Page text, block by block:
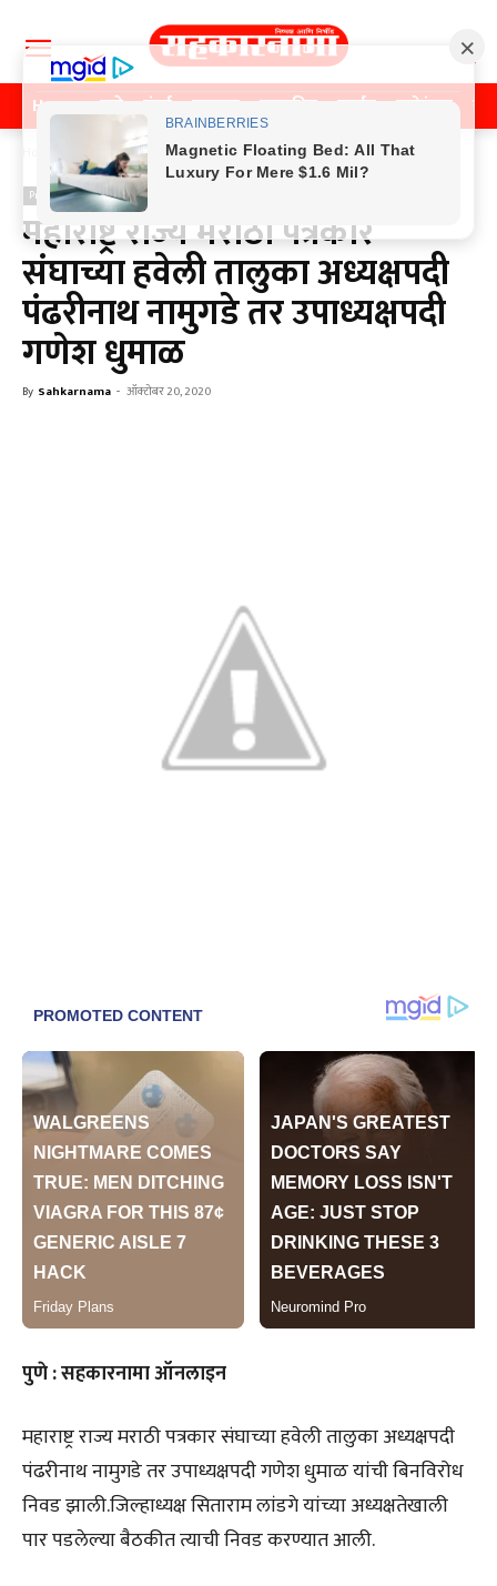
Home पुणे मुंबई महाराष्ट्र राजकीय क्राईम मनोरंजन
Previos News
Previos News
महाराष्ट्र राज्य मराठी पत्रकार
संघाच्या हवेली तालुका अध्यक्षपदी
पंढरीनाथ नामुगडे तर उपाध्यक्षपदी
गणेश धुमाळ
By Sahkarnama - ऑक्टोबर 20, 2020
पुणे : सहकारनामा ऑनलाइन
महाराष्ट्र राज्य मराठी पत्रकार संघाच्या हवेली तालुका अध्यक्षपदी
पंढरीनाथ नामुगडे तर उपाध्यक्षपदी गणेश धुमाळ यांची बिनविरोध
निवड झाली.जिल्हाध्यक्ष सिताराम लांडगे यांच्या अध्यक्षतेखाली
पार पडलेल्या बैठकीत त्याची निवड करण्यात आली.